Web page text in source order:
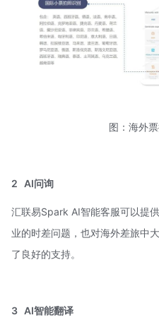
图：海外
2 AI问询
汇联易Spark AI智能客服可以提
业的时差问题，也对海外差旅中
了良好的支持。
3 AI智能翻译